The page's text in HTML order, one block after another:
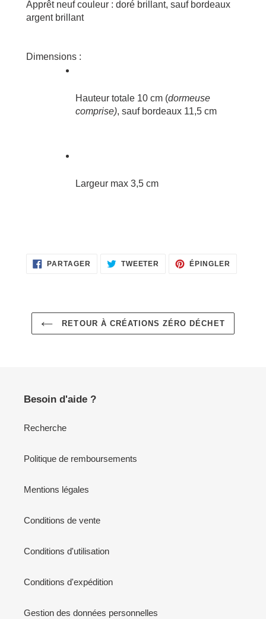
Apprêt neuf couleur : doré brillant, sauf bordeaux
argent brillant
Dimensions :
Hauteur totale 10 cm (dormeuse
comprise), sauf bordeaux 11,5 cm
Largeur max 3,5 cm
PARTAGER PARTAGER
SUR
TWEETER TWEETER
SUR
ÉPINGLER
RETOUR À CRÉATIONS ZÉRO DÉCHET
Besoin d'aide ?
Recherche
Politique de remboursements
Mentions légales
Conditions de vente
Conditions d'utilisation
Conditions d'expédition
Gestion des données personnelles